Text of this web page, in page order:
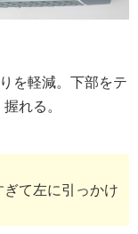
を軽減。下部をテ
れる。
ぎて左に引っかけ